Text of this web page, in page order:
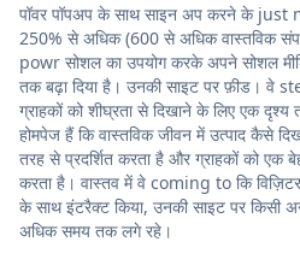
पॉवर पॉपअप के साथ साइन अप करने के just
250% से अधिक (600 से अधिक वास्तविक
powr सोशल का उपयोग करके अपने सोशल
तक बढ़ा दिया है। उनकी साइट पर फ़ीड। वे
ग्राहकों को शीघ्रता से दिखाने के लिए एक
होमपेज हैं कि वास्तविक जीवन में उत्पाद कैसे
तरह से प्रदर्शित करता है और ग्राहकों को एक
करता है। वास्तव में वे coming to कि
के साथ इंटरैक्ट किया, उनकी साइट पर किसी
अधिक समय तक लगे रहे।